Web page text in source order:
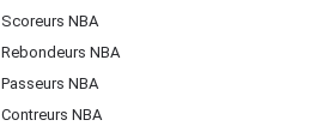
Scoreurs NBA
Rebondeurs NBA
Passeurs NBA
Contreurs NBA